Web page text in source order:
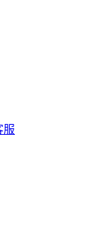
服